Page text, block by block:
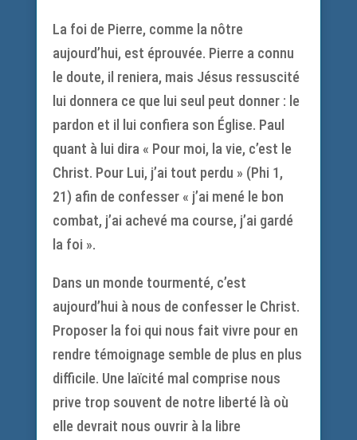
La foi de Pierre, comme la nôtre
aujourd’hui, est éprouvée. Pierre a connu
le doute, il reniera, mais Jésus ressuscité
lui donnera ce que lui seul peut donner : le
pardon et il lui confiera son Église. Paul
quant à lui dira « Pour moi, la vie, c’est le
Christ. Pour Lui, j’ai tout perdu » (Phi 1,
21) afin de confesser « j’ai mené le bon
combat, j’ai achevé ma course, j’ai gardé
la foi ».
Dans un monde tourmenté, c’est
aujourd’hui à nous de confesser le Christ.
Proposer la foi qui nous fait vivre pour en
rendre témoignage semble de plus en plus
difficile. Une laïcité mal comprise nous
prive trop souvent de notre liberté là où
elle devrait nous ouvrir à la libre